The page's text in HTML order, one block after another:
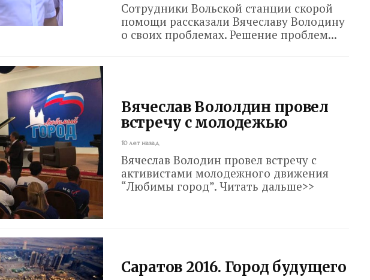
Сотрудники Вольской станции скорой
помощи рассказали Вячеславу Володину
о своих проблемах. Решение проблем...
Вячеслав Вололдин провел
встречу с молодежью
10 лет назад
Вячеслав Володин провел встречу с
активистами молодежного движения
“Любимы город”. Читать дальше>>
Саратов 2016. Город будущего